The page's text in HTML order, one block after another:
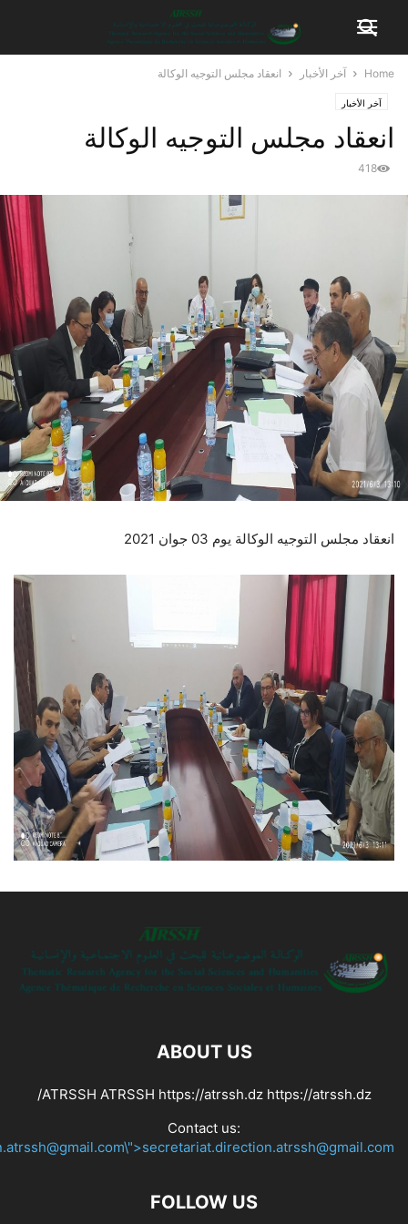
Home آخر الأخبار انعقاد مجلس التوجيه الوكالة
آخر الأخبار
انعقاد مجلس التوجيه الوكالة
418
انعقاد مجلس التوجيه الوكالة يوم 03 جوان 2021
ABOUT US
ATRSSH ATRSSH https://atrssh.dz https://atrssh.dz/
Contact us:
FOLLOW US